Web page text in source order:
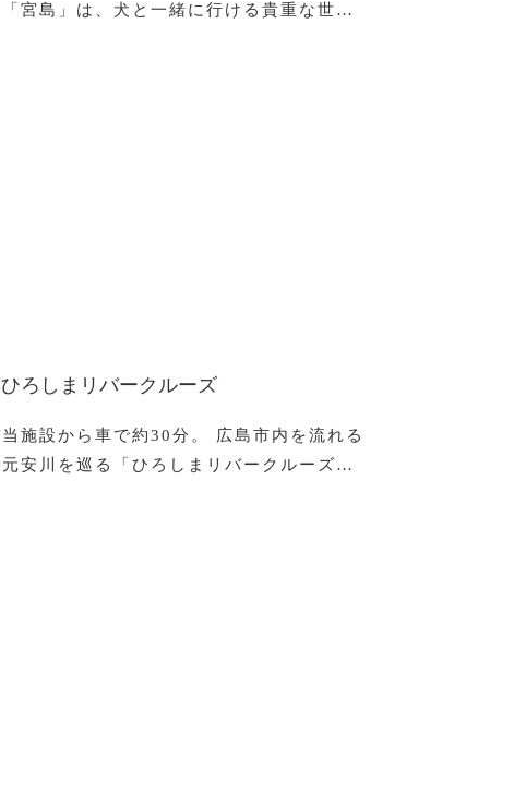
「宮島」は、犬と一緒に行ける貴重な世…
ひろしまリバークルーズ
当施設から車で約30分。 広島市内を流れる
元安川を巡る「ひろしまリバークルーズ…